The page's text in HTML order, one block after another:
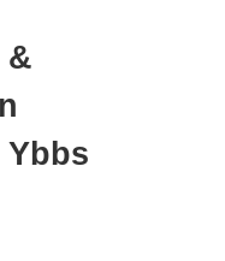
&
Ybbs